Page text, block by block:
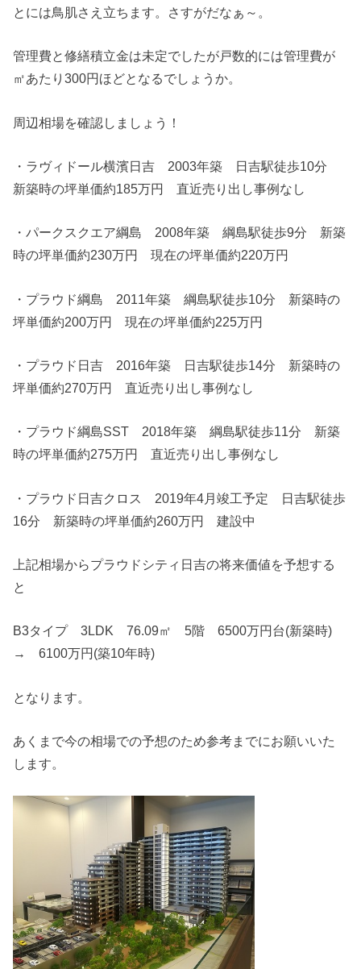
とには鳥肌さえ立ちます。さすがだなぁ～。
管理費と修繕積立金は未定でしたが戸数的には管理費が
㎡あたり300円ほどとなるでしょうか。
周辺相場を確認しましょう！
・ラヴィドール横濱日吉 2003年築 日吉駅徒歩10分
新築時の坪単価約185万円 直近売り出し事例なし
・パークスクエア綱島 2008年築 綱島駅徒歩9分 新築
時の坪単価約230万円 現在の坪単価約220万円
・プラウド綱島 2011年築 綱島駅徒歩10分 新築時の
坪単価約200万円 現在の坪単価約225万円
・プラウド日吉 2016年築 日吉駅徒歩14分 新築時の
坪単価約270万円 直近売り出し事例なし
・プラウド綱島SST 2018年築 綱島駅徒歩11分 新築
時の坪単価約275万円 直近売り出し事例なし
・プラウド日吉クロス 2019年4月竣工予定 日吉駅徒歩
16分 新築時の坪単価約260万円 建設中
上記相場からプラウドシティ日吉の将来価値を予想する
と
B3タイプ 3LDK 76.09㎡ 5階 6500万円台(新築時)
→ 6100万円(築10年時)
となります。
あくまで今の相場での予想のため参考までにお願いいた
します。